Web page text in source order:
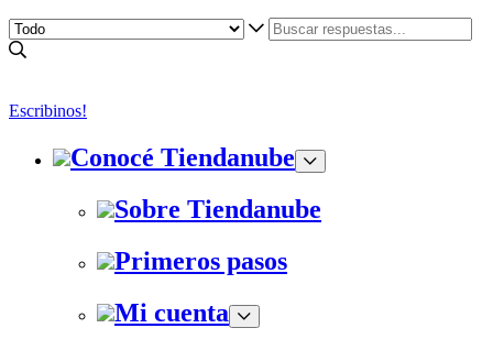
Escribinos!
Conocé Tiendanube
Sobre Tiendanube
Primeros pasos
Mi cuenta